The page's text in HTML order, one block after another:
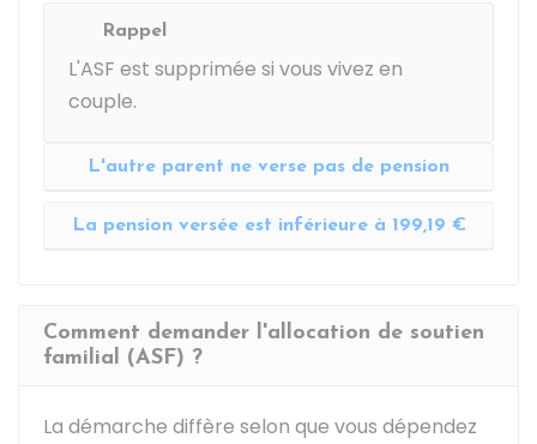
Rappel
L'ASF est supprimée si vous vivez en
couple.
L'autre parent ne verse pas de pension
La pension versée est inférieure à 199,19 €
Comment demander l'allocation de soutien
familial (ASF) ?
La démarche diffère selon que vous dépendez